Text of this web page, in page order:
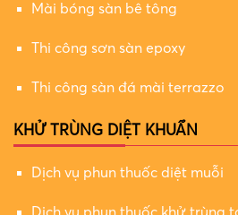
Mài bóng sàn bê tông
Thi công sơn sàn epoxy
Thi công sàn đá mài terrazzo
KHỬ TRÙNG DIỆT KHUẨN
Dịch vụ phun thuốc diệt muỗi